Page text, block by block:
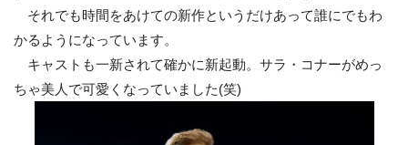
それでも時間をあけての新作というだけあって誰にでもわ
かるようになっています。
キャストも一新されて確かに新起動。サラ・コナーがめっ
ちゃ美人で可愛くなっていました(笑)